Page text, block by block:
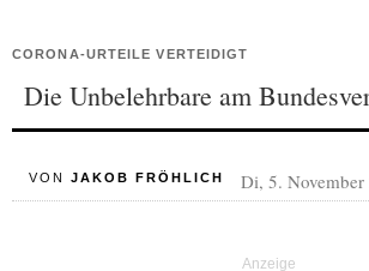
CORONA-URTEILE VERTEIDIGT
Die Unbelehrbare am
VON JAKOB FRÖHLICH Di, 5. November